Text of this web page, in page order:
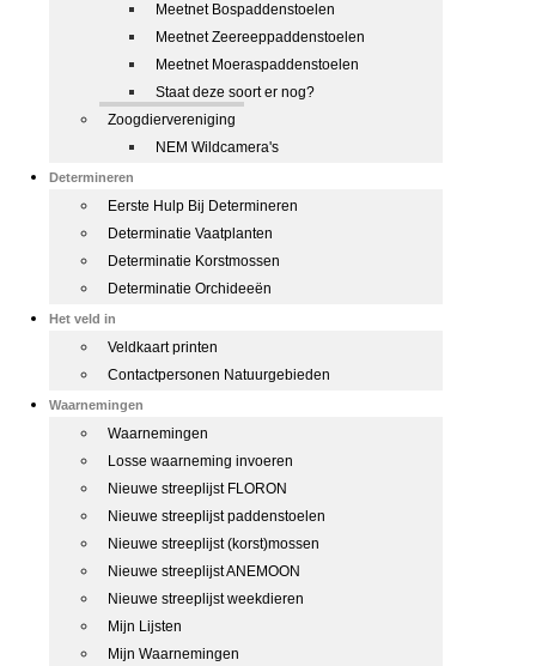
Meetnet Bospaddenstoelen
Meetnet Zeereeppaddenstoelen
Meetnet Moeraspaddenstoelen
Staat deze soort er nog?
Zoogdiervereniging
NEM Wildcamera's
Determineren
Eerste Hulp Bij Determineren
Determinatie Vaatplanten
Determinatie Korstmossen
Determinatie Orchideeën
Het veld in
Veldkaart printen
Contactpersonen Natuurgebieden
Waarnemingen
Waarnemingen
Losse waarneming invoeren
Nieuwe streeplijst FLORON
Nieuwe streeplijst paddenstoelen
Nieuwe streeplijst (korst)mossen
Nieuwe streeplijst ANEMOON
Nieuwe streeplijst weekdieren
Mijn Lijsten
Mijn Waarnemingen